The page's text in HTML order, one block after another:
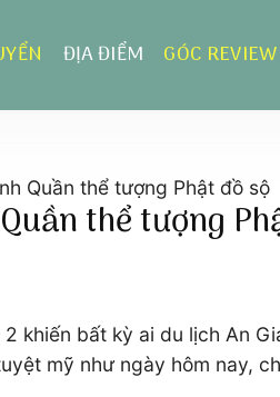
ĐỊA ĐIỂM GÓC REVIEW
Quần thể tượng Phật đồ sộ
thể tượng
khiến bất kỳ ai du lịch An
mỹ như ngày hôm nay,